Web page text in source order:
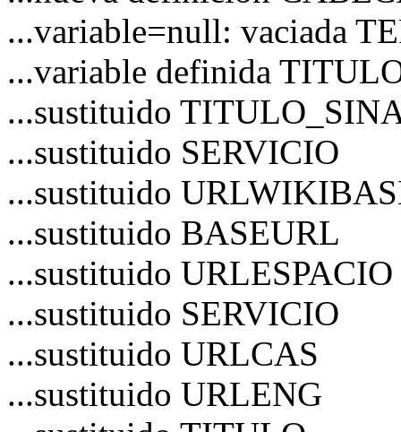
...variable=null: vaciada
...variable definida
...sustituido
...sustituido SERVICIO
...sustituido
...sustituido BASEURL
...sustituido URLESPACIO
...sustituido SERVICIO
...sustituido URLCAS
...sustituido URLENG